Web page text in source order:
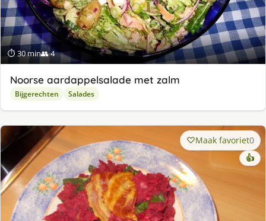
⏱ 30 min👥 4
Noorse aardappelsalade met zalm
Bijgerechten Salades
Maak favoriet0
👍